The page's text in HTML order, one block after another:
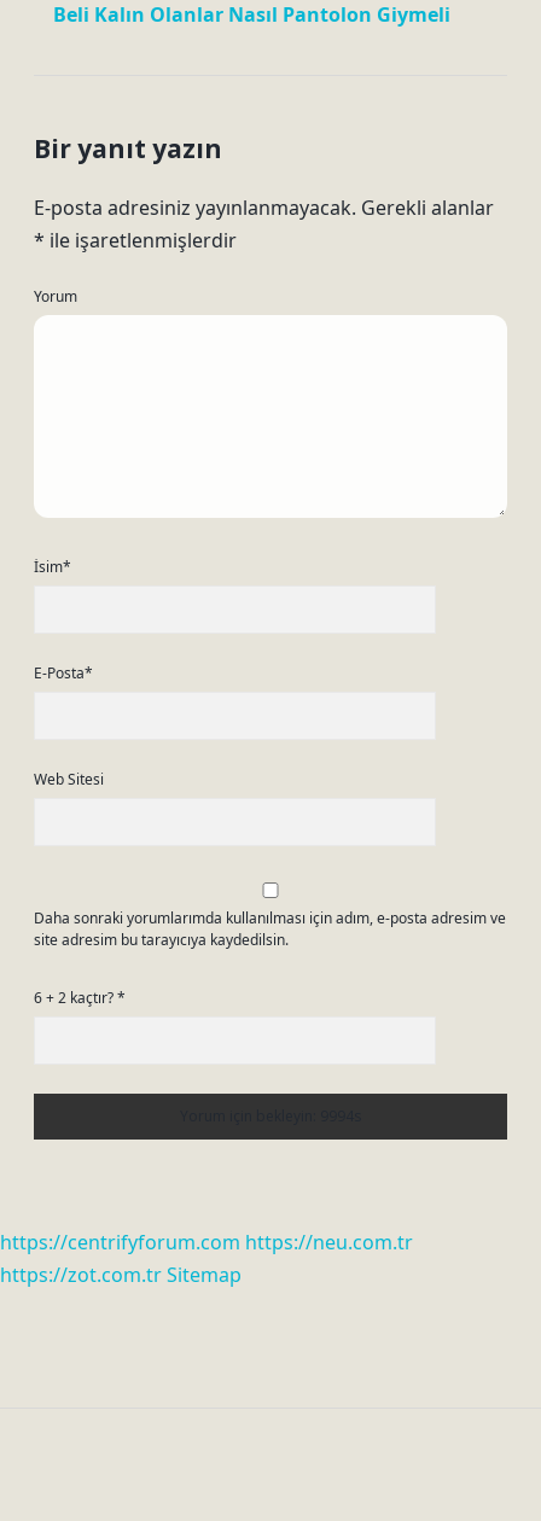
Beli Kalın Olanlar Nasıl Pantolon Giymeli
Bir yanıt yazın
E-posta adresiniz yayınlanmayacak. Gerekli alanlar
* ile işaretlenmişlerdir
Yorum
İsim*
E-Posta*
Web Sitesi
Daha sonraki yorumlarımda kullanılması için adım, e-posta adresim ve
site adresim bu tarayıcıya kaydedilsin.
6 + 2 kaçtır?*
https://centrifyforum.com https://neu.com.tr
https://zot.com.trSitemap